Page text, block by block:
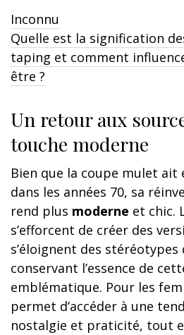
Inconnu
Quelle est la signification
taping et comment
être ?
Un retour aux
touche moderne
Bien que la coupe mulet
dans les années 70, sa
rend plus moderne et chic.
s’efforcent de créer des
s’éloignent des
conservant l’essence de
emblématique. Pour les
permet d’accéder à une
nostalgie et praticité, tout